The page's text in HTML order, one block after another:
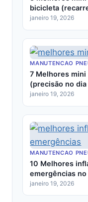
bicicleta
janeiro 19, 2026
MANUTENCAO
7 Melhores
(precisão no dia
janeiro 19, 2026
MANUTENCAO
10 Melhores
emergências
janeiro 19, 2026